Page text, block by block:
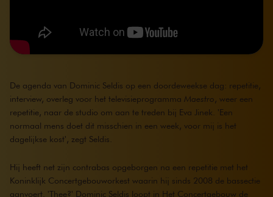
De agenda van Dominic Seldis op een doordeweekse dag: repetitie,
interview, overleg voor het televisieprogramma Maestro, weer een
repetitie, naar de studio om aan te treden bij Eva Jinek. 'Een
normaal mens doet dit misschien in een week, voor mij is het
dagelijkse kost', zegt Seldis.
Hij heeft net zijn contrabas opgeborgen na een repetitie met het
Koninklijk Concertgebouworkest waarin hij sinds 2008 de bassectie
aanvoert. 'Thee?' Dominic Seldis loopt in Het Concertgebouw de